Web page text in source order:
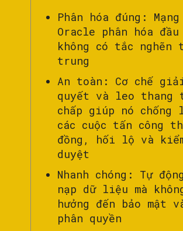
Phân hóa đúng:
Oracle phân hóa
không có tắc nghẽn
trung
An toàn: Cơ chế
quyết và leo thang
chấp giúp nó chống
các cuộc tấn công
đồng, hối lộ và
duyệt
Nhanh chóng: Tự
nạp dữ liệu mà
hưởng đến bảo mật
phân quyền